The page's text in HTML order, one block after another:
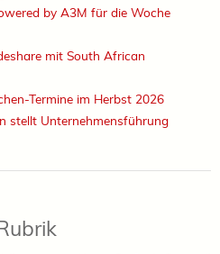
by A3M für die Woche
mit South African
Termine im Herbst 2026
stellt Unternehmensführung